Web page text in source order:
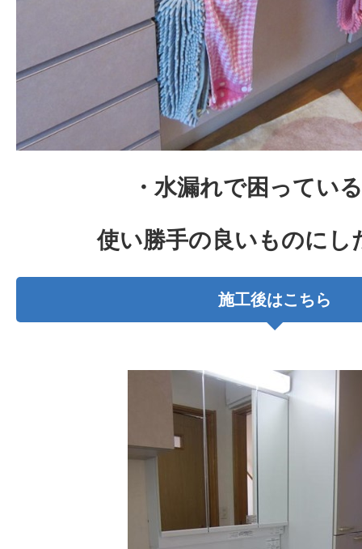
・水漏れで困ってい
使い勝手の良いものにし
施工後はこちら